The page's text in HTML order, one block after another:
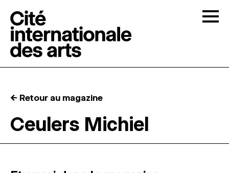
RÉSIDENCES ↓
← Retour au magazine
Ceulers Michiel